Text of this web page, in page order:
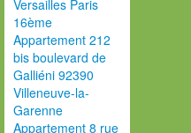
Versailles Paris
16ème
Appartement 212
bis boulevard de
Galliéni 92390
Villeneuve-la-
Garenne
Appartement 8 rue